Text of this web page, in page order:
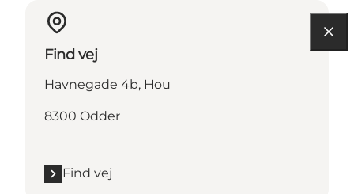
Find vej
Havnegade 4b, Hou
8300 Odder
Find vej